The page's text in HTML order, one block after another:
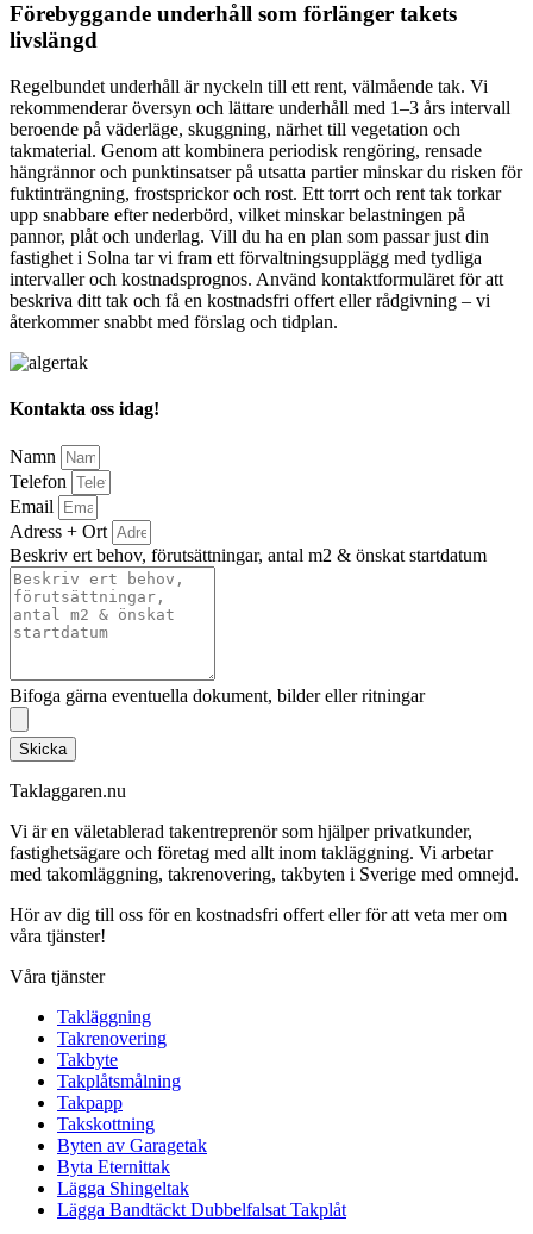
Förebyggande underhåll som förlänger takets
livslängd
Regelbundet underhåll är nyckeln till ett rent, välmående tak. Vi
rekommenderar översyn och lättare underhåll med 1–3 års intervall
beroende på väderläge, skuggning, närhet till vegetation och
takmaterial. Genom att kombinera periodisk rengöring, rensade
hängrännor och punktinsatser på utsatta partier minskar du risken för
fuktinträngning, frostsprickor och rost. Ett torrt och rent tak torkar
upp snabbare efter nederbörd, vilket minskar belastningen på
pannor, plåt och underlag. Vill du ha en plan som passar just din
fastighet i Solna tar vi fram ett förvaltningsupplägg med tydliga
intervaller och kostnadsprognos. Använd kontaktformuläret för att
beskriva ditt tak och få en kostnadsfri offert eller rådgivning – vi
återkommer snabbt med förslag och tidplan.
Kontakta oss idag!
Namn
Telefon
Email
Adress + Ort
Beskriv ert behov, förutsättningar, antal m2 & önskat startdatum
Bifoga gärna eventuella dokument, bilder eller ritningar
Skicka
Taklaggaren.nu
Vi är en väletablerad takentreprenör som hjälper privatkunder,
fastighetsägare och företag med allt inom takläggning. Vi arbetar
med takomläggning, takrenovering, takbyten i Sverige med omnejd.
Hör av dig till oss för en kostnadsfri offert eller för att veta mer om
våra tjänster!
Våra tjänster
Takläggning
Takrenovering
Takbyte
Takplåtsmålning
Takpapp
Takskottning
Byten av Garagetak
Byta Eternittak
Lägga Shingeltak
Lägga Bandtäckt Dubbelfalsat Takplåt